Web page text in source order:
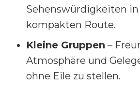
Sehenswürdigkeiten
kompakten Route.
Kleine Gruppen –
Atmosphäre und
ohne Eile zu stellen.